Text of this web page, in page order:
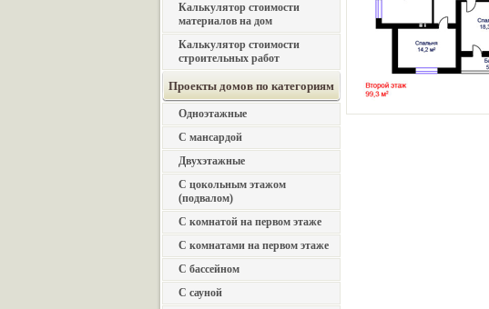
Калькулятор стоимости
материалов на дом
Калькулятор стоимости
строительных работ
Проекты домов по категориям
Одноэтажные
С мансардой
Двухэтажные
С цокольным этажом
(подвалом)
С комнатой на первом этаже
С комнатами на первом этаже
С бассейном
С сауной